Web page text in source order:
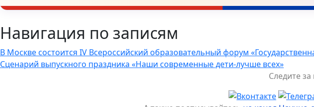
Навигация по записям
В Москве состоится IV Всероссийский образовательный форум
Сценарий выпускного праздника «Наши современные дети-лучше всех»
Следите